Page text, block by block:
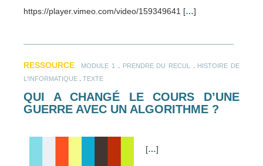
https://player.vimeo.com/video/159349641 […]
RESSOURCE MODULE 1 PRENDRE DU RECUL
HISTOIRE DE
L'INFORMATIQUE
TEXTE
QUI A CHANGÉ LE COURS D’UNE
GUERRE AVEC UN ALGORITHME ?
[…]